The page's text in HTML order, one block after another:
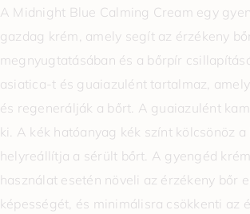
A Midnight Blue Calming Cream egy
gazdag krém, amely segít az érzékeny
megnyugtatásában és a bőrpír
asiatica-t és guaiazulént tartalmaz,
és regenerálják a bőrt. A guaiazulént
ki. A kék hatóanyag kék színt kölcsönöz a
helyreállítja a sérült bőrt. A gyengéd
használat esetén növeli az érzékeny bőr
képességét, és minimálisra csökkenti az